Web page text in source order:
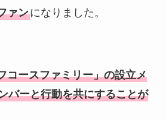
ァンになりました。
コースファミリー」の設立メ
バーと行動を共にすることが